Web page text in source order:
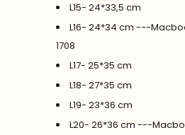
L15- 24*33,5 cm
L16- 24*34 cm ---
1708
L17- 25*35 cm
L18- 27*35 cm
L19- 23*36 cm
L20- 26*36 cm ---